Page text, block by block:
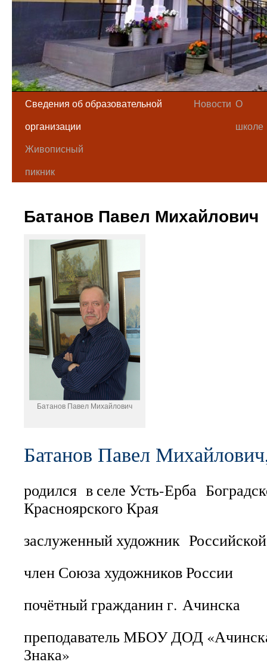
Сведения об образовательной
организации
Новости О
школе
Живописный
пикник
Батанов Павел Михайлович
Батанов Павел Михайлович
Батанов Павел Михайлович
родился в селе Усть-Ерба
Красноярского Края
заслуженный художник
член Союза художников России
почётный гражданин г. Ачинска
преподаватель МБОУ ДОД
Знака»